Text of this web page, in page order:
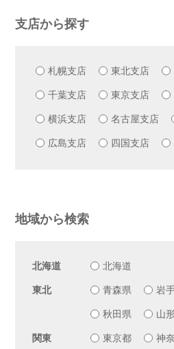
支店から探す
札幌支店 東北支店
千葉支店 東京支店
横浜支店 名古屋支店
広島支店 四国支店
地域から検索
北海道 北海道
東北 青森県 岩
秋田県 山
関東 東京都 神